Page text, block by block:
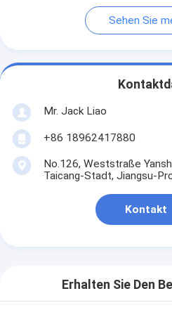
Sehen Sie
Mr. Jack Liao
+86 18962417880
No.126, Weststraße
Taicang-Stadt, Jiangsu-
Kontakt
Erhalten Sie Den